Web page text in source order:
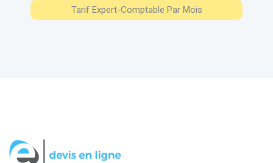
Tarif Expert-Comptable Par Mois